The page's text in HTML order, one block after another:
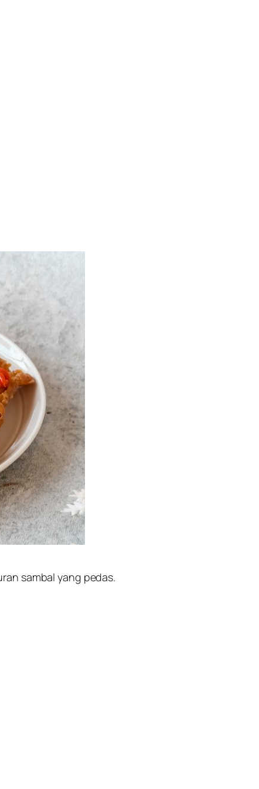
sambal yang pedas.